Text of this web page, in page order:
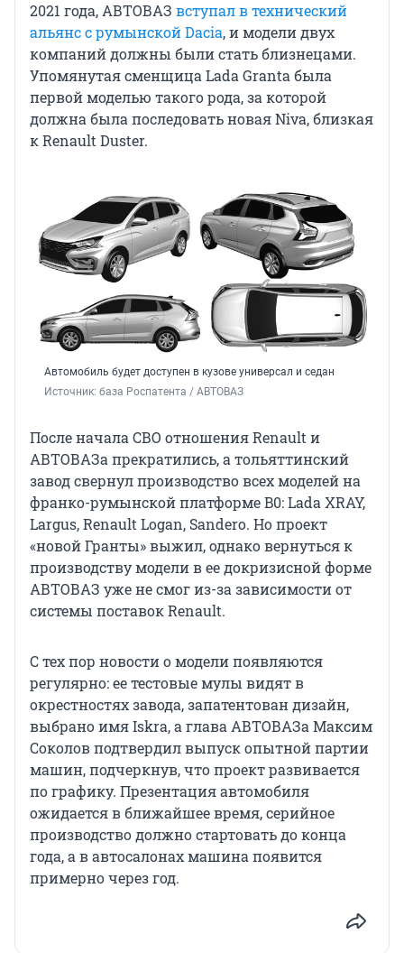
2021 года, АВТОВАЗ вступал в технический
альянс с румынской Dacia, и модели двух
компаний должны были стать близнецами.
Упомянутая сменщица Lada Granta была
первой моделью такого рода, за которой
должна была последовать новая Niva, близкая
к Renault Duster.
Автомобиль будет доступен в кузове универсал и седан
Источник: база Роспатента / АВТОВАЗ
После начала СВО отношения Renault и
АВТОВАЗа прекратились, а тольяттинский
завод свернул производство всех моделей на
франко-румынской платформе B0: Lada XRAY,
Largus, Renault Logan, Sandero. Но проект
«новой Гранты» выжил, однако вернуться к
производству модели в ее докризисной форме
АВТОВАЗ уже не смог из-за зависимости от
системы поставок Renault.
С тех пор новости о модели появляются
регулярно: ее тестовые мулы видят в
окрестностях завода, запатентован дизайн,
выбрано имя Iskra, а глава АВТОВАЗа Максим
Соколов подтвердил выпуск опытной партии
машин, подчеркнув, что проект развивается
по графику. Презентация автомобиля
ожидается в ближайшее время, серийное
производство должно стартовать до конца
года, а в автосалонах машина появится
примерно через год.